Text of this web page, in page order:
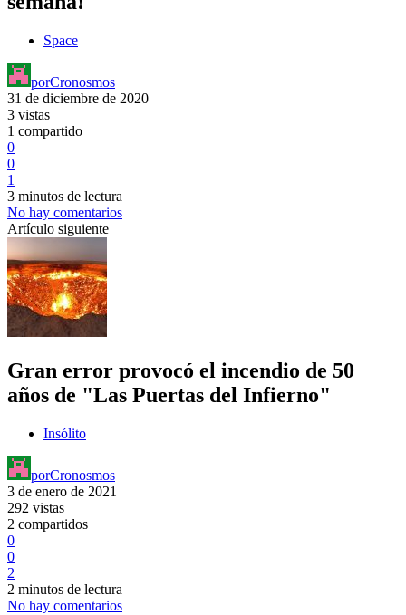
Space
porCronosmos
31 de diciembre de 2020
3 vistas
1 compartido
0
0
1
3 minutos de lectura
No hay comentarios
Artículo siguiente
Gran error provocó el incendio de 50
años de "Las Puertas del Infierno"
Insólito
porCronosmos
3 de enero de 2021
292 vistas
2 compartidos
0
0
2
2 minutos de lectura
No hay comentarios